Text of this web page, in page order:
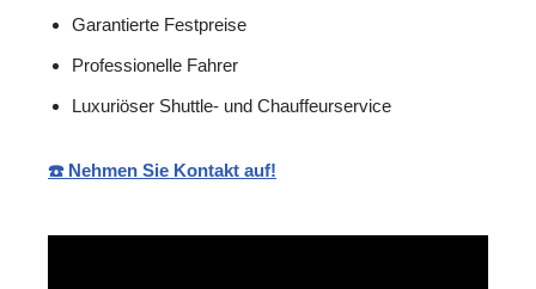
Garantierte Festpreise
Professionelle Fahrer
Luxuriöser Shuttle- und Chauffeurservice
☎️ Nehmen Sie Kontakt auf!